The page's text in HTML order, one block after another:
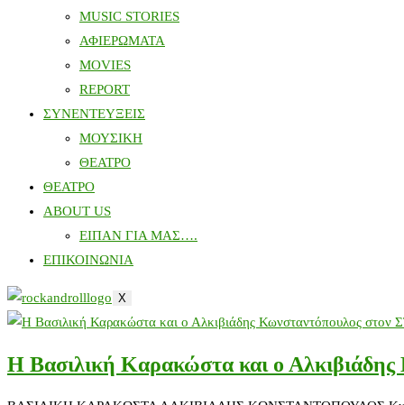
MUSIC STORIES
ΑΦΙΕΡΩΜΑΤΑ
MOVIES
REPORT
ΣΥΝΕΝΤΕΥΞΕΙΣ
ΜΟΥΣΙΚΗ
ΘΕΑΤΡΟ
ΘΕΑΤΡΟ
ABOUT US
ΕΙΠΑΝ ΓΙΑ ΜΑΣ….
ΕΠΙΚΟΙΝΩΝΙΑ
X
Η Βασιλική Καρακώστα και ο